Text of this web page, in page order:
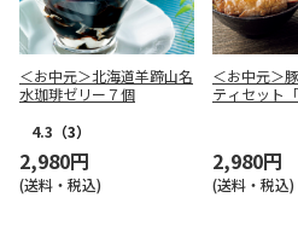
＜お中元＞北海道羊蹄山名
水珈琲ゼリー７個
4.3 （3）
2,980円
(送料・税込)
＜お中元＞
ティセット「
2,980円
(送料・税込)